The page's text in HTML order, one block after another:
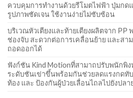
ควบคุมการทำงานด้วยรีโมตไฟฟ้า ปุ่มกด
รูปภาพชัดเจน ใช้งานง่ายไม่ซับซ้อน
บริเวณหัวเตียงและท้ายเตียงผลิตจาก PP
ช่องจับ สะดวกต่อการเคลื่อนย้าย และสา
ถอดออกได้
ฟังก์ชัน Kind Motionที่สามาถปรับพนักพิง
ระดับชันเข่าขึ้นพร้อมกันช่วยลดแรงกดทั
ท้อง และ ป้องกันผู้ป่วยเลื่อนไถลไปยังปลา